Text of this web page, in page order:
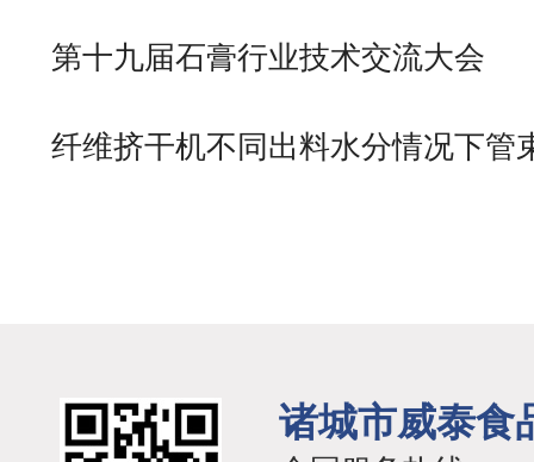
第十九届石膏行业技术交流大会
纤维挤干机不同出料水分情况下管
诸城市威泰食